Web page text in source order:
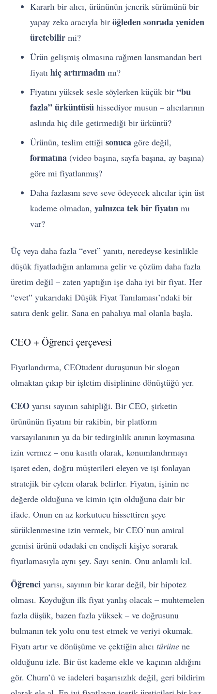
Kararlı bir alıcı, ürününün jenerik sürümünü bir
yapay zeka aracıyla biröğleden sonrada yeniden
üretebilir mi?
Ürün gelişmiş olmasına rağmen lansmandan beri
fiyatıhiç artırmadın mı?
Fiyatını yüksek sesle söylerken küçük bir“bu
fazla” ürküntüsü hissediyor musun – alıcılarının
aslında hiç dile getirmediği bir ürküntü?
Ürünün, teslim ettiğisonuca göre değil,
formatına (video başına, sayfa başına, ay başına)
göre mi fiyatlanmış?
Daha fazlasını seve seve ödeyecek alıcılar için üst
kademe olmadan,yalnızca tek bir fiyatın mı
var?
Üç veya daha fazla “evet” yanıtı, neredeyse kesinlikle
düşük fiyatladığın anlamına gelir ve çözüm daha fazla
üretim değil – zaten yaptığın işe daha iyi bir fiyat. Her
“evet” yukarıdaki Düşük Fiyat Tanılaması’ndaki bir
satıra denk gelir. Sana en pahalıya mal olanla başla.
CEO + Öğrenci çerçevesi
Fiyatlandırma, CEOtudent duruşunun bir slogan
olmaktan çıkıp bir işletim disiplinine dönüştüğü yer.
CEO yarısı sayının sahipliği. Bir CEO, şirketin
ürününün fiyatını bir rakibin, bir platform
varsayılanının ya da bir tedirginlik anının koymasına
izin vermez – onu kasıtlı olarak, konumlandırmayı
işaret eden, doğru müşterileri eleyen ve işi fonlayan
stratejik bir eylem olarak belirler. Fiyatın, işinin ne
değerde olduğuna ve kimin için olduğuna dair bir
ifade. Onun en az korkutucu hissettiren şeye
sürüklenmesine izin vermek, bir CEO’nun amiral
gemisi ürünü odadaki en endişeli kişiye sorarak
fiyatlamasıyla aynı şey. Sayı senin. Onu anlamlı kıl.
Öğrenci yarısı, sayının bir karar değil, bir hipotez
olması. Koyduğun ilk fiyat yanlış olacak – muhtemelen
fazla düşük, bazen fazla yüksek – ve doğrusunu
bulmanın tek yolu onu test etmek ve veriyi okumak.
Fiyatı artır ve dönüşüme ve çektiğin alıcıtürüne ne
olduğunu izle. Bir üst kademe ekle ve kaçının aldığını
gör. Churn’ü ve iadeleri başarısızlık değil, geri bildirim